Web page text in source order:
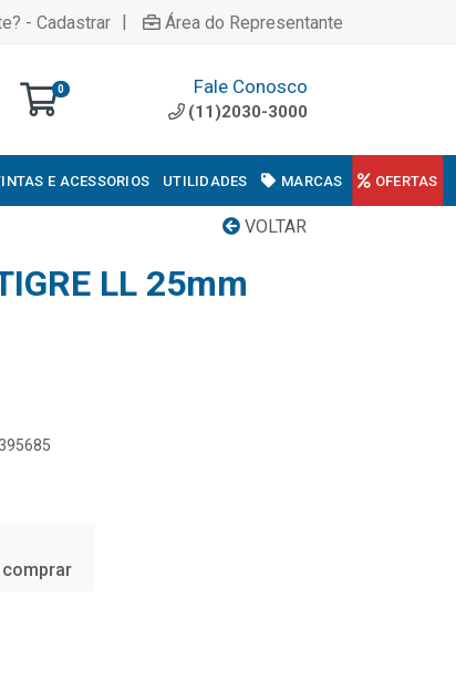
- Cadastrar | Área do Representante
0 Fale Conosco
(11)2030-3000
E ACESSORIOS UTILIDADES MARCAS OFERTAS
VOLTAR
LL 25mm